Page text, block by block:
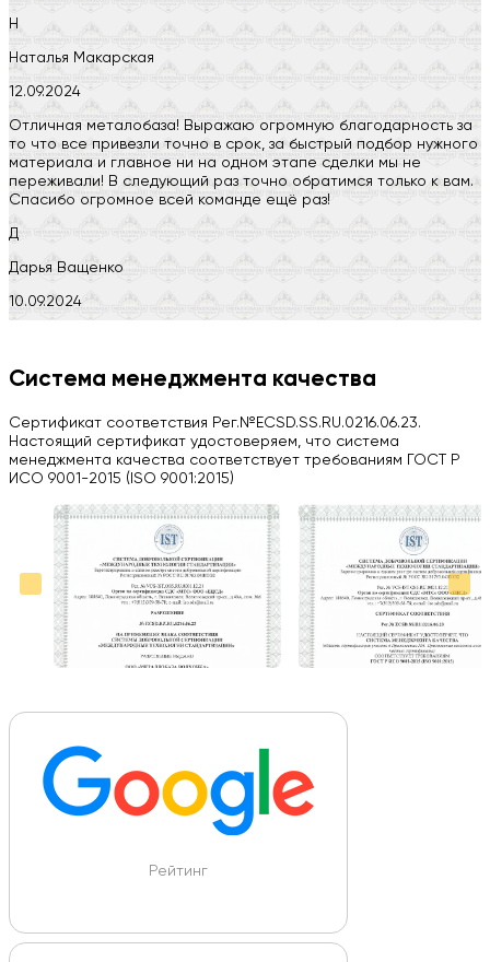
Н
Наталья Макарская
12.09.2024
Отличная металобаза! Выражаю огромную благодарность за
то что все привезли точно в срок, за быстрый подбор нужного
материала и главное ни на одном этапе сделки мы не
переживали! В следующий раз точно обратимся только к вам.
Спасибо огромное всей команде ещё раз!
Д
Дарья Ващенко
10.09.2024
H
03.09.2024
Вся работа выполнена в срок. Всем рекомендую
Больше отзывов на Google Maps
Система менеджмента качества
Сертификат соответствия Рег.№ECSD.SS.RU.0216.06.23.
Настоящий сертификат удостоверяем, что система
менеджмента качества соответствует требованиям ГОСТ Р
ИСО 9001-2015 (ISO 9001:2015)
Рейтинг